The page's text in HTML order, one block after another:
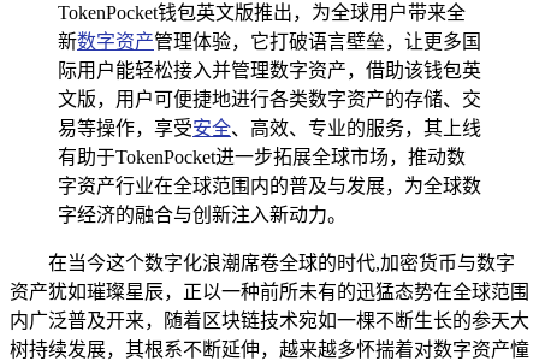
TokenPocket钱包英文版推出，为全球用户带来全
新数字资产管理体验，它打破语言壁垒，让更多国
际用户能轻松接入并管理数字资产，借助该钱包英
文版，用户可便捷地进行各类数字资产的存储、交
易等操作，享受安全、高效、专业的服务，其上线
有助于TokenPocket进一步拓展全球市场，推动数
字资产行业在全球范围内的普及与发展，为全球数
字经济的融合与创新注入新动力。
在当今这个数字化浪潮席卷全球的时代,加密货币与数字
资产犹如璀璨星辰，正以一种前所未有的迅猛态势在全球范围
内广泛普及开来，随着区块链技术宛如一棵不断生长的参天大
树持续发展，其根系不断延伸，越来越多怀揣着对数字资产憧